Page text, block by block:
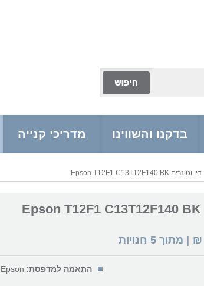
בדקנו והשווינו מדריכי קנייה
דיו וטונרים Epson T12F1 C13T12F140 BK
₪ | מתוך 5 חנויות
התאמה למדפסת: Epson